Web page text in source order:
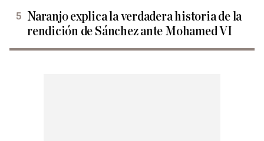
Naranjo explica la verdadera historia de la
rendición de Sánchez ante Mohamed VI